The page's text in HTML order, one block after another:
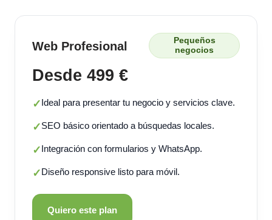
Web Profesional
Pequeños
negocios
Desde 499 €
✓Ideal para presentar tu negocio y servicios clave.
✓SEO básico orientado a búsquedas locales.
✓Integración con formularios y WhatsApp.
✓Diseño responsive listo para móvil.
Quiero este plan